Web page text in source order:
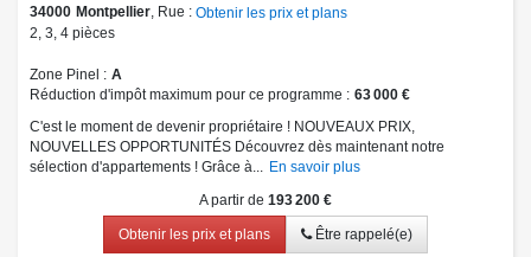
34000 Montpellier , Rue : Obtenir les prix et plans
2 3 4 pièces
Zone Pinel
A
Réduction d'impôt maximum pour ce programme
63 000 €
C'est le moment de devenir propriétaire ! NOUVEAUX PRIX,
NOUVELLES OPPORTUNITÉS Découvrez dès maintenant notre
sélection d'appartements ! Grâce à...
En savoir plus
A partir de 193 200 €
Obtenir les prix et plans Être rappelé(e)